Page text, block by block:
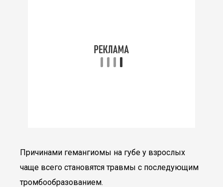
Причинами гемангиомы на губе у взрослых
чаще всего становятся травмы с последующим
тромбообразованием.